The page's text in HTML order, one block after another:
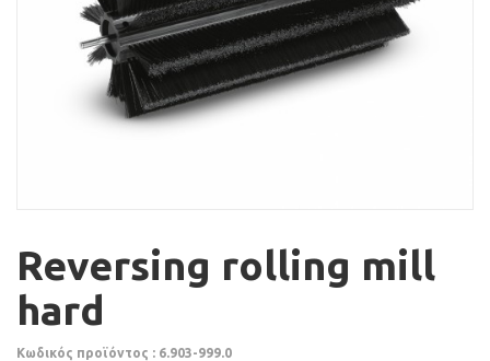
Reversing rolling mill
hard
Κωδικός προϊόντος : 6.903-999.0